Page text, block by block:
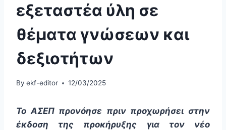
εξεταστέα ύλη σε
θέματα γνώσεων και
δεξιοτήτων
By ekf-editor 12/03/2025
Το ΑΣΕΠ προνόησε πριν προχωρήσει στην
έκδοση της προκήρυξης για τον νέο